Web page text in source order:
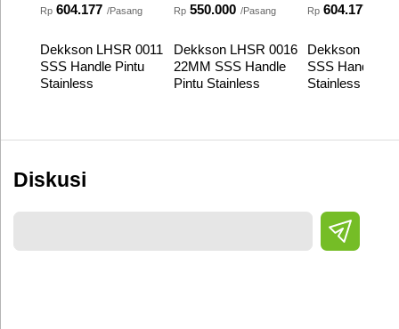
Rp 604.177 /Pasang
Dekkson LHSR 0011
SSS Handle Pintu
Stainless
Rp 550.000 /Pasang
Dekkson LHSR 0016
22MM SSS Handle
Pintu Stainless
Rp 604.177
Dekkson
SSS Handle
Stainless
Diskusi